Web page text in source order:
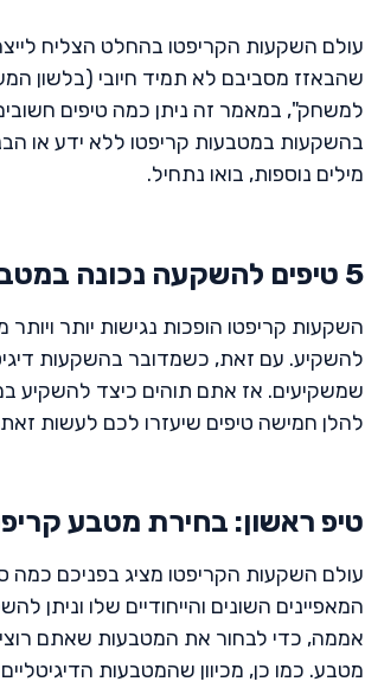
עולם השקעות הקריפטו בהחלט הצליח
שהבאזז מסביבם לא תמיד חיובי (בלשון
למשחק", במאמר זה ניתן כמה טיפים
בהשקעות במטבעות קריפטו ללא ידע או
מילים נוספות, בואו נתחיל.
5 טיפים להשקעה נכונה במטבעות קריפטוגרפים ב-2023
השקעות קריפטו הופכות נגישות יותר
להשקיע. עם זאת, כשמדובר בהשקעות
שמשקיעים. אז אתם תוהים כיצד להשקיע
להלן חמישה טיפים שיעזרו לכם לעשות
טיפ ראשון: בחירת מטבע
עולם השקעות הקריפטו מציג בפניכם
המאפיינים השונים והייחודיים שלו וניתן
אממה, כדי לבחור את המטבעות שאתם
מטבע. כמו כן, מכיוון שהמטבעות